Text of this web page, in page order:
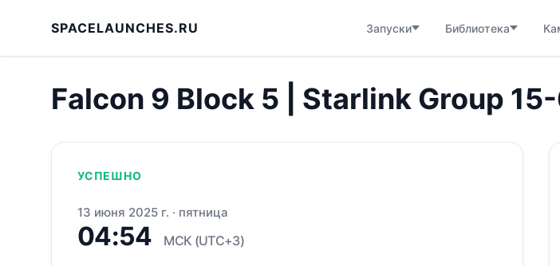
SPACELAUNCHES.RU Запуски Библиотека
Falcon 9 Block 5 | Starlink Group
УСПЕШНО
13 июня 2025 г. · пятница
04:54 МСК (UTC+3)